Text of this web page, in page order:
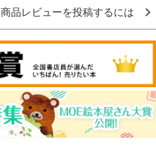
商品レビューを投稿するには